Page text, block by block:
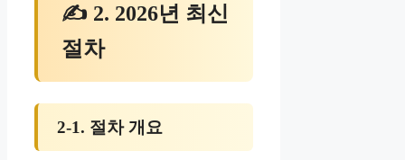
✍ 2. 2026년 최신
절차
2-1. 절차 개요